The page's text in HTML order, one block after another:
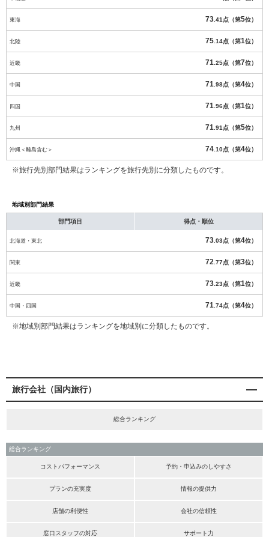
東海 73 .41点（第5位）
北陸 75 .14点（第1位）
近畿 71 .25点（第7位）
中国 71 .98点（第4位）
四国 71 .96点（第1位）
九州 71 .91点（第5位）
沖縄＜離島含む＞ 74 .10点（第4位）
※旅行先別部門結果はランキングを旅行先別に分類したものです。
地域別部門結果
部門項目 得点・順位
北海道・東北 73 .03点（第4位）
関東 72 .77点（第3位）
近畿 73 .23点（第1位）
中国・四国 71 .74点（第4位）
※地域別部門結果はランキングを地域別に分類したものです。
旅行会社（国内旅行）
総合ランキング
総合ランキング
コストパフォーマンス 予約・申込みのしやすさ
プランの充実度 情報の提供力
店舗の利便性 会社の信頼性
窓口スタッフの対応 サポート力